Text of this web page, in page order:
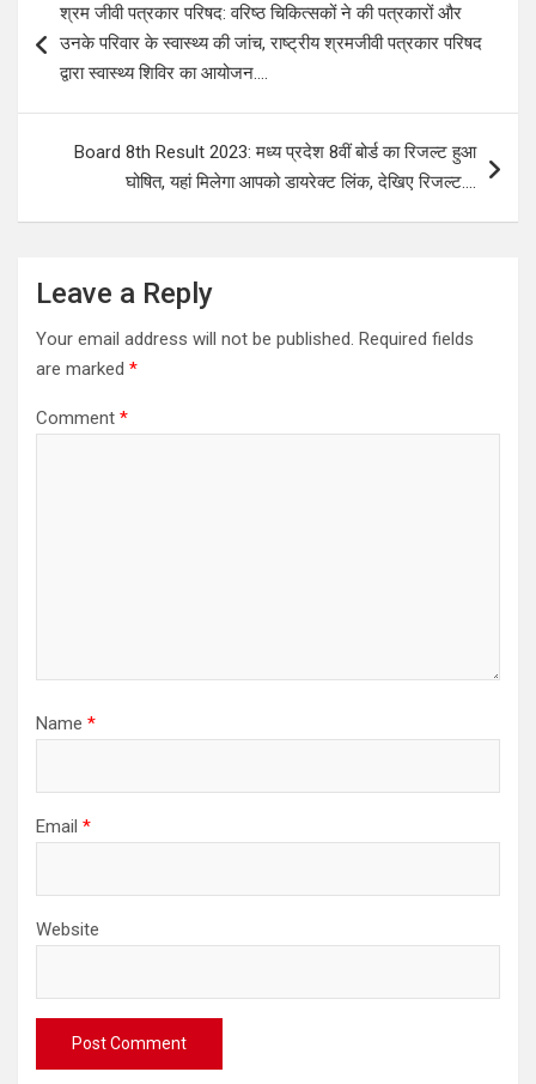
navigation
श्रम जीवी पत्रकार परिषद: वरिष्ठ चिकित्सकों ने की पत्रकारों और
उनके परिवार के स्वास्थ्य की जांच, राष्ट्रीय श्रमजीवी पत्रकार परिषद
द्वारा स्वास्थ्य शिविर का आयोजन….
Board 8th Result 2023: मध्य प्रदेश 8वीं बोर्ड का रिजल्ट हुआ
घोषित, यहां मिलेगा आपको डायरेक्ट लिंक, देखिए रिजल्ट….
Leave a Reply
Your email address will not be published. Required fields
are marked *
Comment *
Name *
Email *
Website